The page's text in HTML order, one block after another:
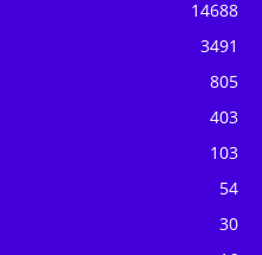
14688
3491
805
403
103
54
30